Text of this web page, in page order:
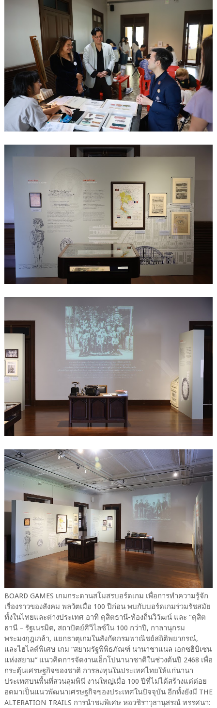
BOARD GAMES เกมกระดานสโมสรบอร์ดเกม เพื่อการทำความรู้จัก
เรื่องราวของสังคม พลวัตเมื่อ 100 ปีก่อน พบกับบอร์ดเกมร่วมรัชสมัย
ทั้งในไทยและต่างประเทศ อาทิ ดุสิตธานี-ท้องถิ่นวิวัฒน์ และ "ดุสิต
ธานี – รัฐเนรมิต, สถาปัตย์ศิวิไลซ์ใน 100 กว่าปี, กาลานุกรม
พระมงกุฎเกล้า, แยกธาตุเกมในสังกัดกรมพาณิชย์สถิติพยากรณ์,
และไฮไลต์พิเศษ เกม “สยามรัฐพิพิธภัณฑ์ นานาชาแนล เอกซฮิบิเซน
แห่งสยาม” แนวคิดการจัดงานเอ็กโปนานาชาติในช่วงต้นปี 2468 เพื่อ
กระตุ้นเศรษฐกิจของชาติ การลงทุนในประเทศไทยให้แก่นานา
ประเทศบนพื้นที่สวนลุมพินี งานใหญ่เมื่อ 100 ปีที่ไม่ได้สร้างแต่ต่อย
อดมาเป็นแนวพัฒนาเศรษฐกิจของประเทศในปัจจุบัน อีกทั้งยังมี THE
ALTERATION TRAILS การนำชมพิเศษ หอวชิราวุธานุสรณ์ ทรรศนา: